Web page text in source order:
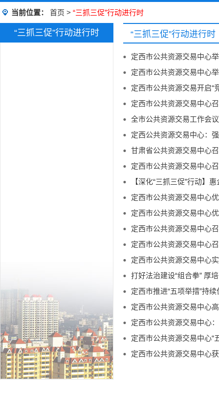
当前位置： 首页 > “三抓三促”行动进行时
“三抓三促”行动进行时 “三抓三促”行动进行时
定西市公共资源交易中心
定西市公共资源交易中心
定西市公共资源交易开启“
定西市公共资源交易中心
全市公共资源交易工作会
定西公共资源交易中心：
甘肃省公共资源交易中心
【深化“三抓三促”行动】
定西市公共资源交易中心
定西市公共资源交易中心
定西市公共资源交易中心
定西市公共资源交易中心
定西市公共资源交易中心
打好法治建设“组合拳” 厚
定西市推进“五项举措”持
定西市公共资源交易中心
定西市公共资源交易中心
定西市公共资源交易中心“
定西市公共资源交易中心